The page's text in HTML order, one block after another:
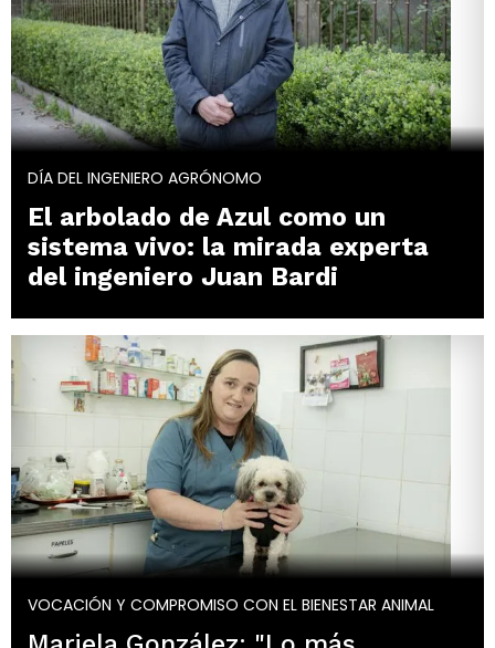
DÍA DEL INGENIERO AGRÓNOMO
El arbolado de Azul como un
sistema vivo: la mirada experta
del ingeniero Juan Bardi
VOCACIÓN Y COMPROMISO CON EL BIENESTAR ANIMAL